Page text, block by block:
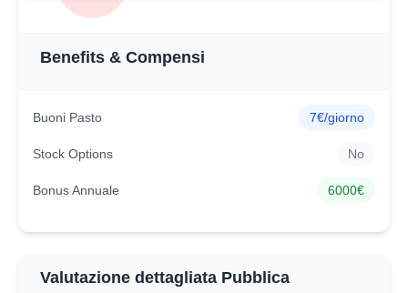
Benefits & Compensi
Buoni Pasto 7€/giorno
Stock Options No
Bonus Annuale 6000€
Valutazione dettagliata Pubblica